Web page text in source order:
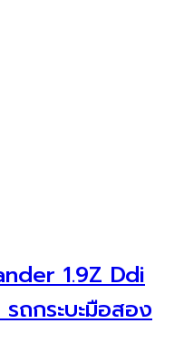
1.9Z Ddi
ถกระบะมือสอง